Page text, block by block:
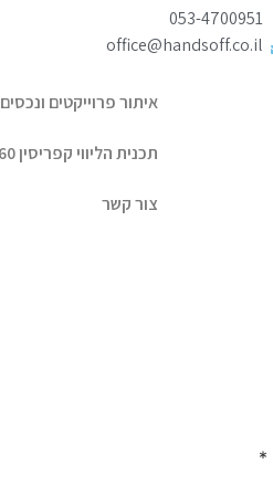
053-4700951
office@handsoff.co.il
איתור פרוייקטים ונכסים
תכנית הליווי קפריסין 360
צור קשר
*